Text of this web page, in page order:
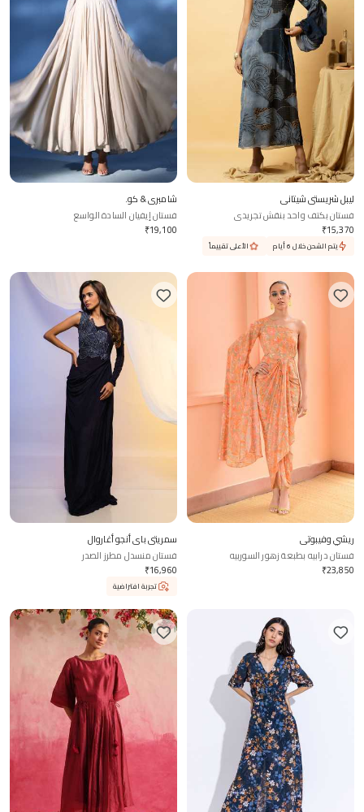
ليبل شريستي شيتاني
فستان بكتف واحد بنقش تجريدي
₹15,370
يتم الشحن خلال 6 أيام الأعلى تقييماً
شامبري & كو.
فستان إيفيان السادة الواسع
₹19,100
ريشي وفيبوتي
فستان درابيه بطبعة زهور السوربيه
₹23,850
سمريتي باي أنجو أغاروال
فستان منسدل مطرز الصدر
₹16,960
تجربة افتراضية